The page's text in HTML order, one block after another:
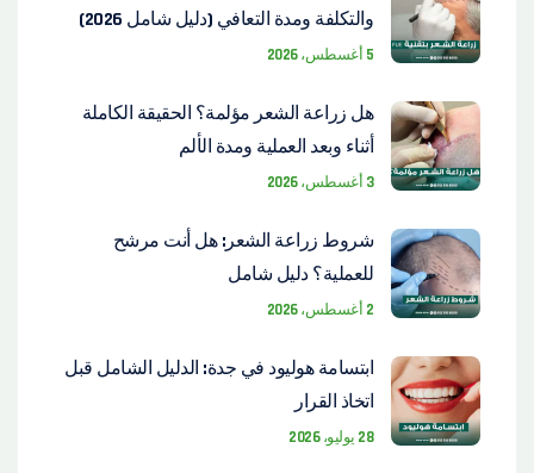
والتكلفة ومدة التعافي (دليل شامل 2026)
5 أغسطس، 2026
هل زراعة الشعر مؤلمة؟ الحقيقة الكاملة
أثناء وبعد العملية ومدة الألم
3 أغسطس، 2026
شروط زراعة الشعر: هل أنت مرشح
للعملية؟ دليل شامل
2 أغسطس، 2026
ابتسامة هوليود في جدة: الدليل الشامل قبل
اتخاذ القرار
28 يوليو، 2026